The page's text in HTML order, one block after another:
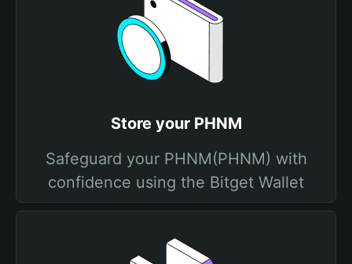
Store your PHNM
Safeguard your PHNM(PHNM) with
confidence using the Bitget Wallet